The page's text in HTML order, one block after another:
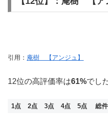
引用： 庵樹 【アンジュ】
12位の高評価率は61%でし
1点 2点 3点 4点 5点 総